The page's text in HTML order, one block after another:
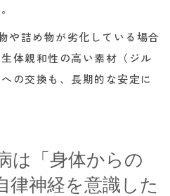
や詰め物が劣化している場合
体親和性の高い素材（ジル
の交換も、長期的な安定に
は「身体からの
律神経を意識した